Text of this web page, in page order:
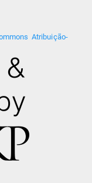
Atribuição-